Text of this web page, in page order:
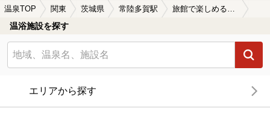
温泉TOP 関東 茨城県 常陸多賀駅 旅館で楽しめる常陸多賀駅近くの温泉、日帰り温泉、スーパー銭湯おすすめ
温浴施設を探す
エリアから探す